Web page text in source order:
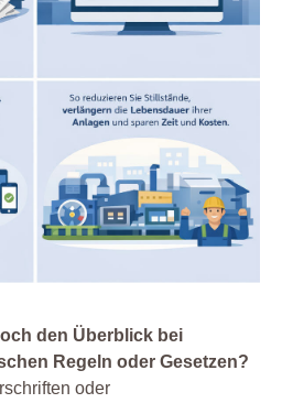
den Überblick bei
Regeln oder Gesetzen?
oder